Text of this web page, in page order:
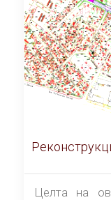
Целта на